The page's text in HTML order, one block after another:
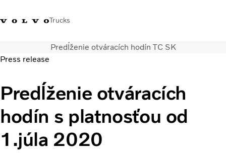
Trucks
Merchandise ShopPrihlásiť sa Slovenská Republika
Segmentácia dopravy
Nákladné vozidlá
Služby
Predajná a servisná sieť
Novinky
O nás
Predĺženie otváracích hodín TC SK
Press release
Predĺženie otváracích
hodín s platnosťou od
1.júla 2020